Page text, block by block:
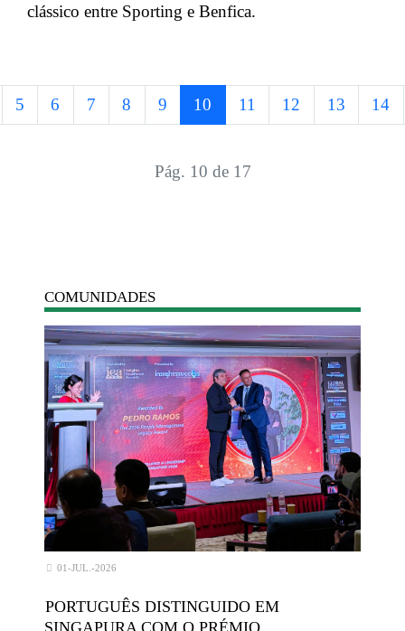
clássico entre Sporting e Benfica.
5 6 7 8 9 10 11 12 13 14
Pág. 10 de 17
COMUNIDADES
01-JUL.-2026
PORTUGUÊS DISTINGUIDO EM